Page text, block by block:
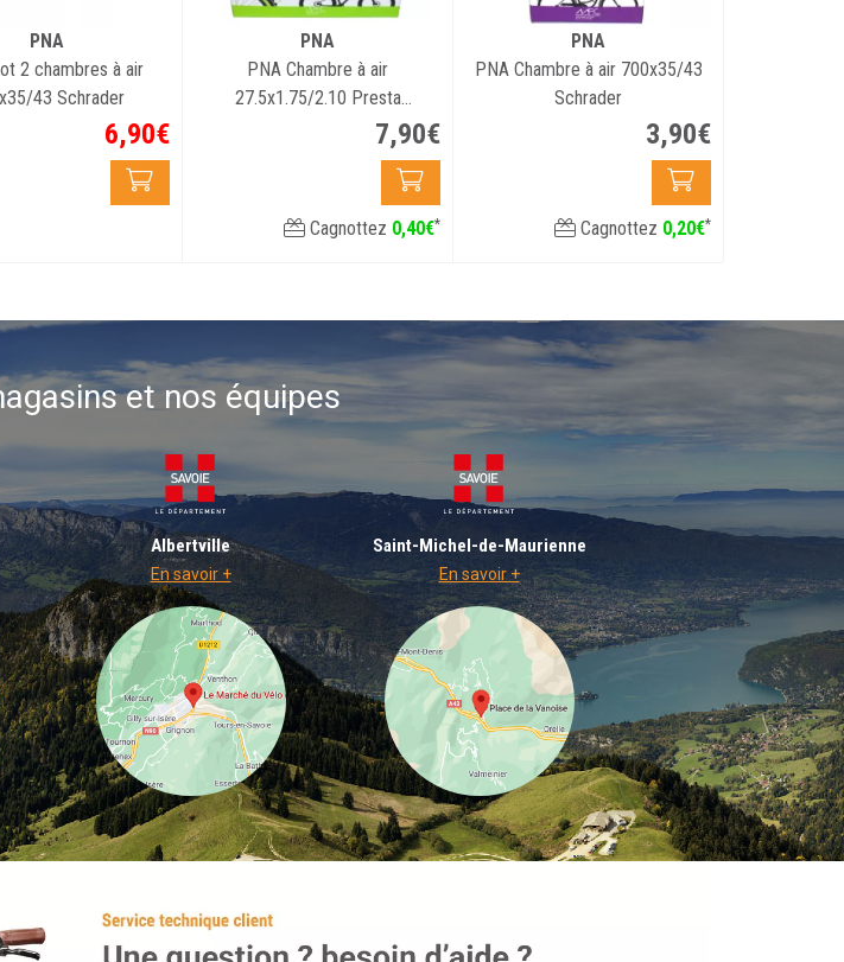
PNA
2 chambres à air
43 Schrader
6,90€
PNA
PNA Chambre à air
27.5x1.75/2.10 Presta
7,90€
Cagnottez 0,40€*
PNA
PNA Chambre à air 700x35/43
Schrader
3,90€
Cagnottez 0,20€*
et nos équipes
Albertville
En savoir +
Saint-Michel-de-Maurienne
En savoir +